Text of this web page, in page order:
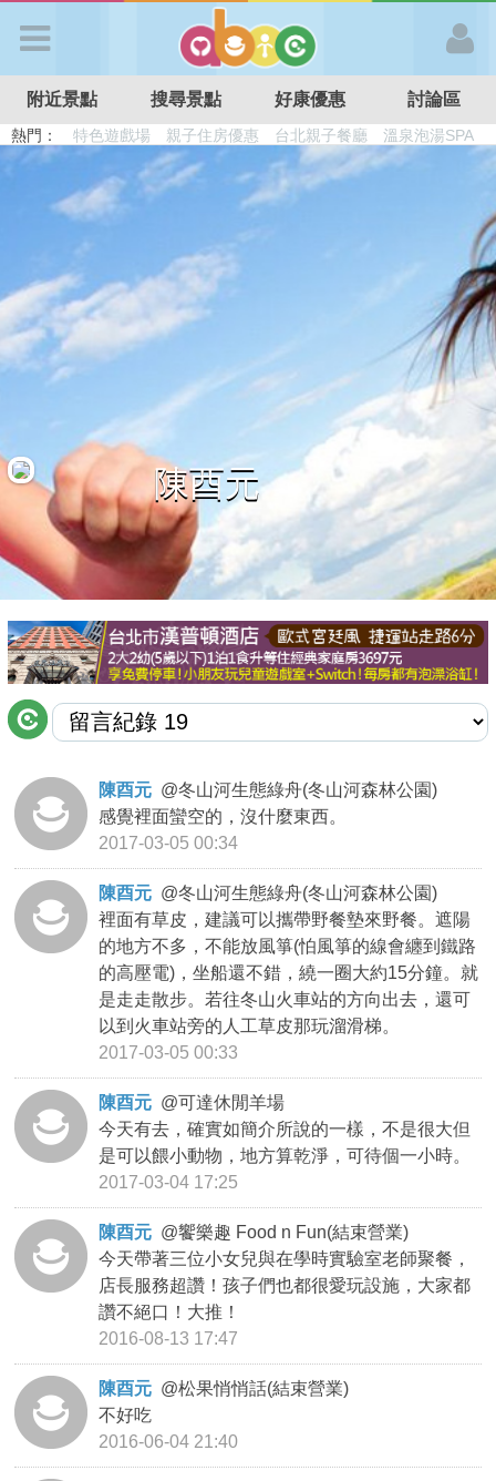
APP登入
首 頁
搜尋景點
好康優惠
最新留言
商家合作
推薦景點
討論區
聯絡我們
APP下載
附近景點 搜尋景點 好康優惠 討論區
熱門： 溜滑梯民宿 觀光工廠 DIY摘果
日本親子景點
特色遊戲場
親子住房優惠 台北親子餐廳 溫泉泡湯SPA
陳酉元
陳酉元 @冬山河生態綠舟(冬山河森林公園)
感覺裡面蠻空的，沒什麼東西。
2017-03-05 00:34
陳酉元 @冬山河生態綠舟(冬山河森林公園)
裡面有草皮，建議可以攜帶野餐墊來野餐。遮陽
的地方不多，不能放風箏(怕風箏的線會纏到鐵路
的高壓電)，坐船還不錯，繞一圈大約15分鐘。就
是走走散步。若往冬山火車站的方向出去，還可
以到火車站旁的人工草皮那玩溜滑梯。
2017-03-05 00:33
陳酉元 @可達休閒羊場
今天有去，確實如簡介所說的一樣，不是很大但
是可以餵小動物，地方算乾淨，可待個一小時。
2017-03-04 17:25
陳酉元 @饗樂趣 Food n Fun(結束營業)
今天帶著三位小女兒與在學時實驗室老師聚餐，
店長服務超讚！孩子們也都很愛玩設施，大家都
讚不絕口！大推！
2016-08-13 17:47
陳酉元 @松果悄悄話(結束營業)
不好吃
2016-06-04 21:40